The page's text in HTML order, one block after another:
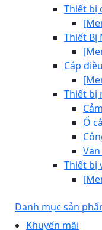
Thiết bị
Thiết Bị
Cáp
Thiết bị
Ổ
Thiết bị
Danh mục sản
Khuyến mãi